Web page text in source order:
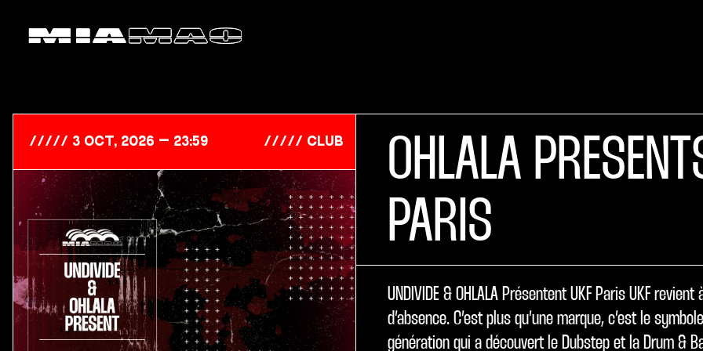
3 Oct, 2026 — 23:59 club
OHLALA
PARIS
UNDIVIDE & OHLALA Présentent UKF Paris UKF
d’absence. C’est plus qu’une marque, c’est le
génération qui a découvert le Dubstep et la Drum &